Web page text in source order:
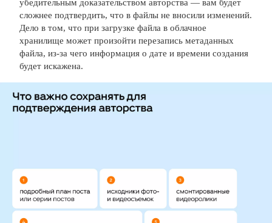
убедительным доказательством авторства — вам будет
сложнее подтвердить, что в файлы не вносили изменений.
Дело в том, что при загрузке файла в облачное
хранилище может произойти перезапись метаданных
файла, из-за чего информация о дате и времени создания
будет искажена.